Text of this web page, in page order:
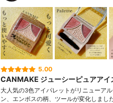
5.00
CANMAKE ジューシーピュアアイ
大人気の3色アイパレットがリニューア
ン、エンボスの柄、ツールが変化しまし